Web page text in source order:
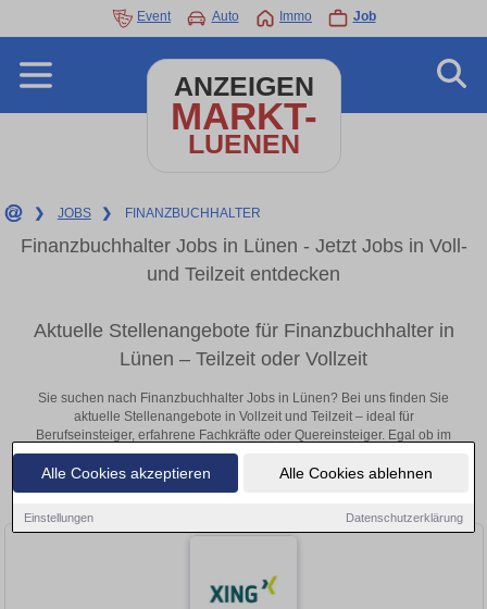
Alle Cookies akzeptieren Alle Cookies ablehnen
Einstellungen Datenschutzerklärung
Event Auto Immo Job
ANZEIGEN
MARKT-
LUENEN
❯ JOBS ❯ FINANZBUCHHALTER
Finanzbuchhalter Jobs in Lünen - Jetzt Jobs in Voll-
und Teilzeit entdecken
Aktuelle Stellenangebote für Finanzbuchhalter in
Lünen – Teilzeit oder Vollzeit
Sie suchen nach Finanzbuchhalter Jobs in Lünen? Bei uns finden Sie
aktuelle Stellenangebote in Vollzeit und Teilzeit – ideal für
Berufseinsteiger, erfahrene Fachkräfte oder Quereinsteiger. Egal ob im
Büro, vor Ort oder remote: Entdecken Sie jetzt neue Chancen in Ihrer
Region und bewerben Sie sich direkt auf passende Finanzbuchhalter-
Stellen in Lünen!